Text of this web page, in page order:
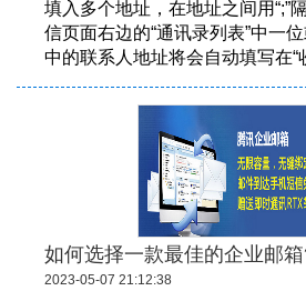
填入多个地址，在地址之间用“;”
信页面右边的“通讯录列表”中一
中的联系人地址将会自动填写在“
如何选择一款最佳的企业邮
2023-05-07 21:12:38